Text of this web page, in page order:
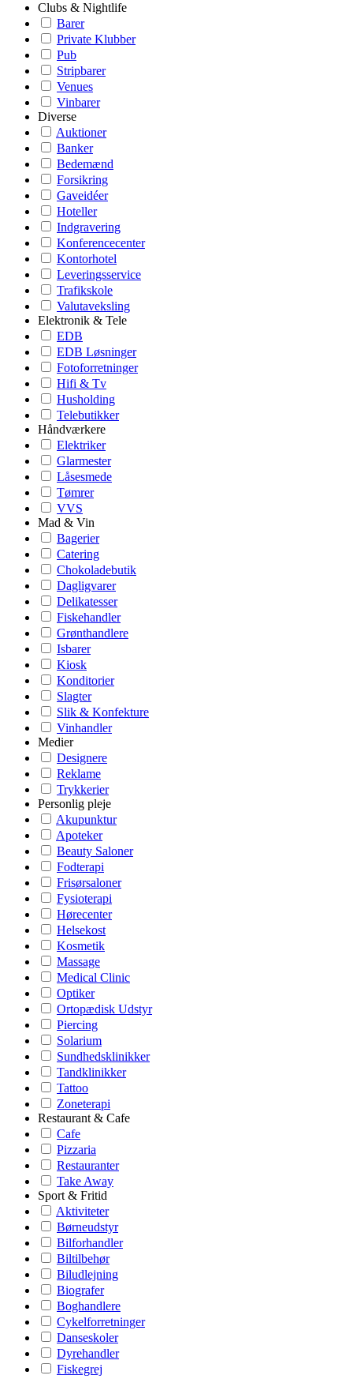
Clubs & Nightlife
Barer
Private Klubber
Pub
Stripbarer
Venues
Vinbarer
Diverse
Auktioner
Banker
Bedemænd
Forsikring
Gaveidéer
Hoteller
Indgravering
Konferencecenter
Kontorhotel
Leveringsservice
Trafikskole
Valutaveksling
Elektronik & Tele
EDB
EDB Løsninger
Fotoforretninger
Hifi & Tv
Husholding
Telebutikker
Håndværkere
Elektriker
Glarmester
Låsesmede
Tømrer
VVS
Mad & Vin
Bagerier
Catering
Chokoladebutik
Dagligvarer
Delikatesser
Fiskehandler
Grønthandlere
Isbarer
Kiosk
Konditorier
Slagter
Slik & Konfekture
Vinhandler
Medier
Designere
Reklame
Trykkerier
Personlig pleje
Akupunktur
Apoteker
Beauty Saloner
Fodterapi
Frisørsaloner
Fysioterapi
Hørecenter
Helsekost
Kosmetik
Massage
Medical Clinic
Optiker
Ortopædisk Udstyr
Piercing
Solarium
Sundhedsklinikker
Tandklinikker
Tattoo
Zoneterapi
Restaurant & Cafe
Cafe
Pizzaria
Restauranter
Take Away
Sport & Fritid
Aktiviteter
Børneudstyr
Bilforhandler
Biltilbehør
Biludlejning
Biografer
Boghandlere
Cykelforretninger
Danseskoler
Dyrehandler
Fiskegrej